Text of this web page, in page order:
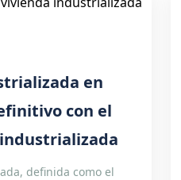
en
con el
industrializada
definida como el